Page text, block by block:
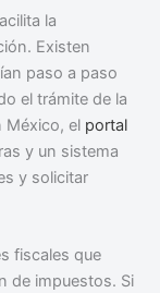
la
Existen
paso a paso
el trámite de la
México, el portal
y un sistema
y solicitar
fiscales que
de impuestos. Si